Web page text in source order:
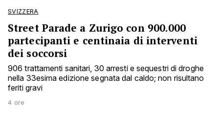
SVIZZERA
Street Parade a Zurigo con 900.000
partecipanti e centinaia di interventi
dei soccorsi
906 trattamenti sanitari, 30 arresti e sequestri di droghe
nella 33esima edizione segnata dal caldo; non risultano
feriti gravi
4 ore